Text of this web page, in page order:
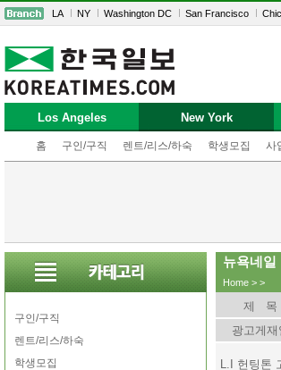
LA NY Washington DC San Francisco
Los Angeles New York
홈 구인/구직 렌트/리스/하숙 학생모집 사
구인/구직
렌트/리스/하숙
학생모집
뉴욕네일
Home > >
제 목
광고게재
L.I 헌팅톤